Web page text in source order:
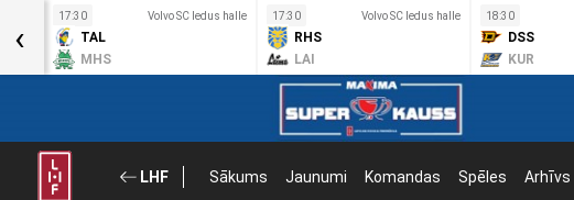
17:30 Volvo SC ledus halle
TAL
MHS
17:30 Volvo SC ledus halle
RHS
LAI
18:30
DSS
KUR
‹
LHF Sākums Jaunumi Komandas Spēles Arhīvs